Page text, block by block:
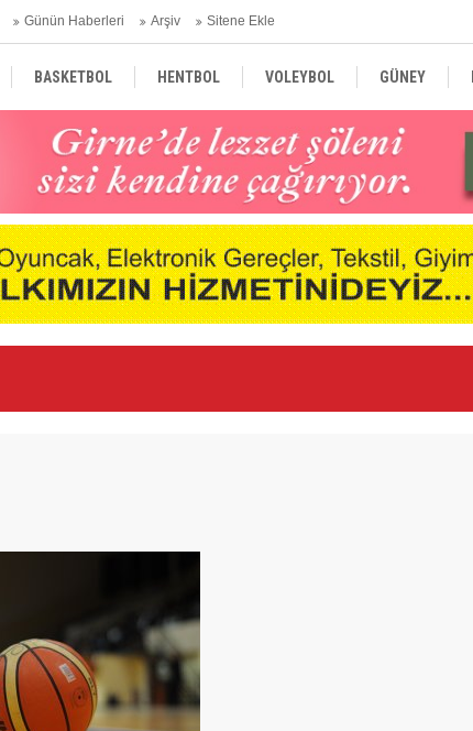
Günün Haberleri Arşiv Sitene Ekle
BASKETBOL HENTBOL VOLEYBOL GÜNEY
AVRUPA DÜNYA